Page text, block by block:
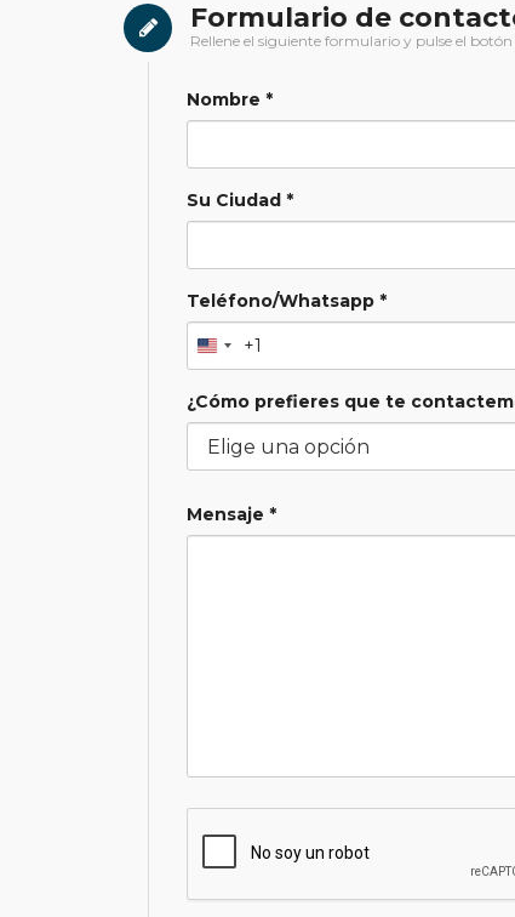
Formulario de
Rellene el siguiente formulario y pulse el
Nombre *
Su Ciudad *
Teléfono/Whatsapp *
+1
¿Cómo prefieres que te
Mensaje *